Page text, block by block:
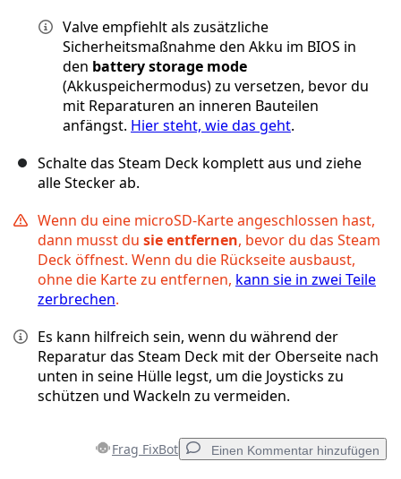
Valve empfiehlt als zusätzliche
Sicherheitsmaßnahme den Akku im BIOS in
den battery storage mode
(Akkuspeichermodus) zu versetzen, bevor du
mit Reparaturen an inneren Bauteilen
anfängst. Hier steht, wie das geht.
Schalte das Steam Deck komplett aus und ziehe
alle Stecker ab.
Wenn du eine microSD-Karte angeschlossen hast,
dann musst du sie entfernen, bevor du das Steam
Deck öffnest. Wenn du die Rückseite ausbaust,
ohne die Karte zu entfernen, kann sie in zwei Teile
zerbrechen.
Es kann hilfreich sein, wenn du während der
Reparatur das Steam Deck mit der Oberseite nach
unten in seine Hülle legst, um die Joysticks zu
schützen und Wackeln zu vermeiden.
Frag FixBot Einen Kommentar hinzufügen